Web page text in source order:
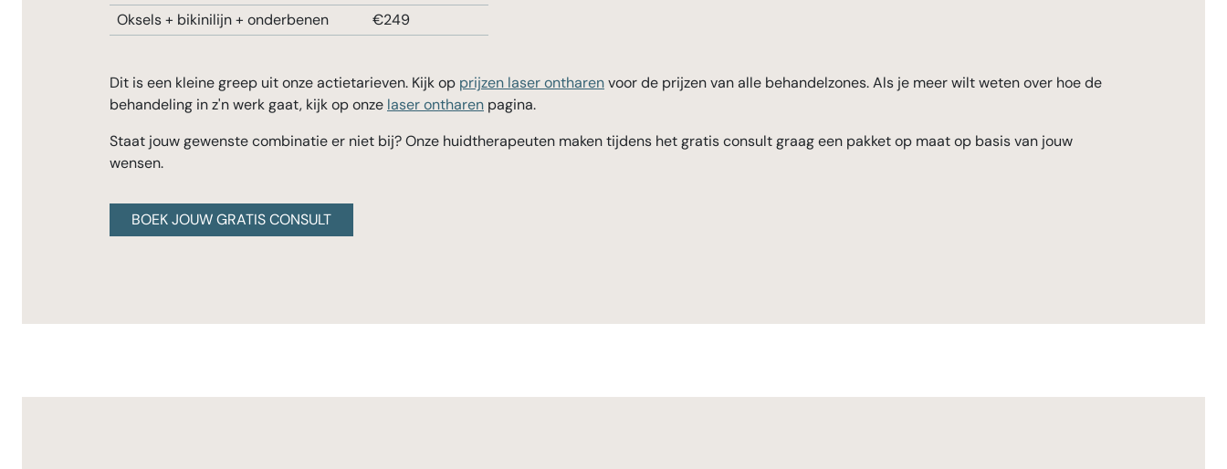
Oksels + bikinilijn + onderbenen
€249
Dit is een kleine greep uit onze actietarieven. Kijk op prijzen laser ontharenvoor de prijzen van alle behandelzones. Als je meer wilt weten over hoe de
behandeling in z'n werk gaat, kijk op onze laser ontharen pagina.
Staat jouw gewenste combinatie er niet bij? Onze huidtherapeuten maken tijdens het gratis consult graag een pakket op maat op basis van jouw
wensen.
BOEK JOUW GRATIS CONSULT